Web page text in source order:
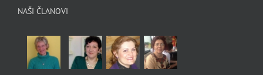
NAŠI ČLANOVI